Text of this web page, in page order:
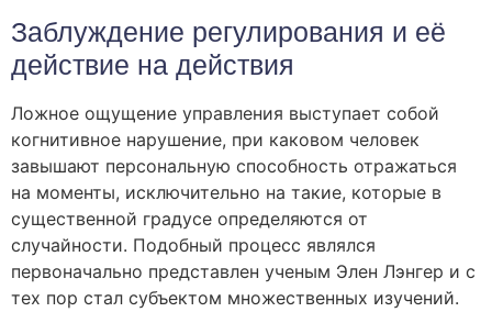
Заблуждение регулирования и её
действие на действия
Ложное ощущение управления выступает собой
когнитивное нарушение, при каковом человек
завышают персональную способность отражаться
на моменты, исключительно на такие, которые в
существенной градусе определяются от
случайности. Подобный процесс являлся
первоначально представлен ученым Элен Лэнгер и с
тех пор стал субъектом множественных изучений.